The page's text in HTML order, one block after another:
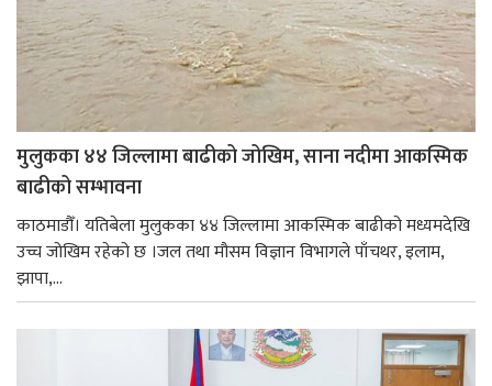
मुलुकका ४४ जिल्लामा बाढीको जोखिम, साना नदीमा आकस्मिक
बाढीको सम्भावना
काठमाडौँ। यतिबेला मुलुकका ४४ जिल्लामा आकस्मिक बाढीको मध्यमदेखि
उच्च जोखिम रहेको छ ।जल तथा मौसम विज्ञान विभागले पाँचथर, इलाम,
झापा,...